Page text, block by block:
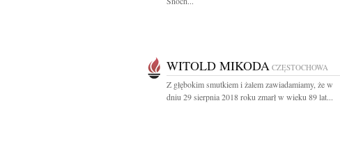
WITOLD MIKODA CZĘSTOCHOWA
Z głębokim smutkiem i żalem zawiadamiamy, że w
dniu 29 sierpnia 2018 roku zmarł w wieku 89 lat...